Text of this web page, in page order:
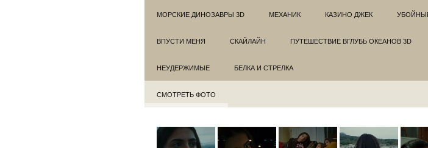
МОРСКИЕ ДИНОЗАВРЫ 3D МЕХАНИК КАЗИНО ДЖЕК
ВПУСТИ МЕНЯ СКАЙЛАЙН ПУТЕШЕСТВИЕ ВГЛУБЬ ОКЕАНОВ 3D
НЕУДЕРЖИМЫЕ БЕЛКА И СТРЕЛКА
СМОТРЕТЬ ФОТО